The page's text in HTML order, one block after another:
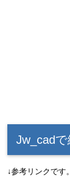
Jw_cad
↓参考リンクです。